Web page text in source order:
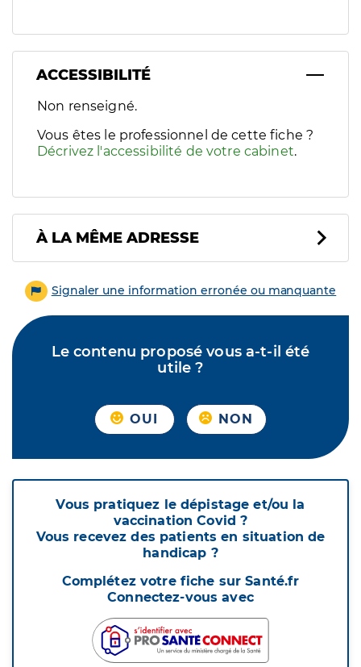
ACCESSIBILITÉ
Filtres
Sélectionnez un ou plusieurs handicaps/besoins
Non renseigné.
Vous êtes le professionnel de cette fiche ?
Décrivez l'accessibilité de votre cabinet.
À LA MÊME ADRESSE
Signaler une information erronée ou manquante
Le contenu proposé vous a-t-il été
utile ?
OUI NON
Vous pratiquez le dépistage et/ou la
vaccination Covid ?
Vous recevez des patients en situation de
handicap ?
Complétez votre fiche sur Santé.fr
Connectez-vous avec